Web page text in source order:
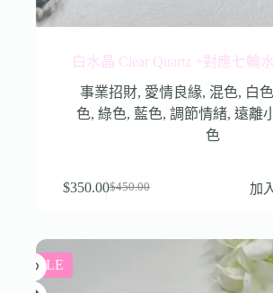
白水晶 Clear Quartz +對應七輪
事業招財, 愛情良緣, 混色, 白色
色,綠色, 藍色,調節情緒,遠離
色
$450.00
$350.00 加
SALE